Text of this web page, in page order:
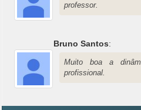
professor.
Bruno Santos:
Muito boa a
profissional.